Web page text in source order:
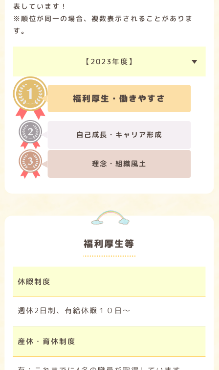
表しています！
※順位が同一の場合、複数表示されることがありま
す。
【2023年度】
福利厚生・働きやすさ
自己成長・キャリア形成
理念・組織風土
福利厚生等
休暇制度
週休2日制、有給休暇１０日～
産休・育休制度